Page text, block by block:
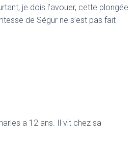
je dois l’avouer, cette plongée
de Ségur ne s’est pas fait
a 12 ans. Il vit chez sa